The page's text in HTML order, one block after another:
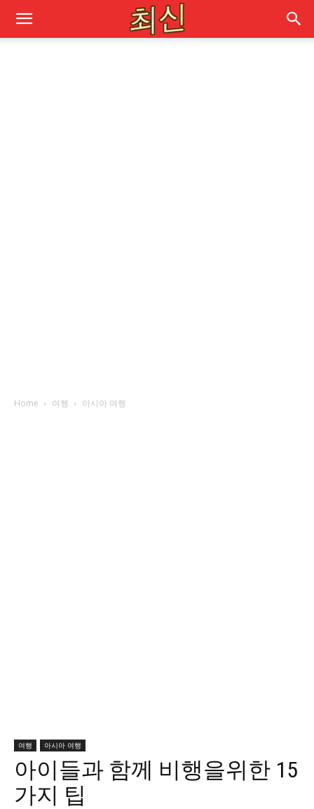
Home 여행 아시아 여행
여행 아시아 여행
아이들과 함께 비행을위한 15
가지 팁